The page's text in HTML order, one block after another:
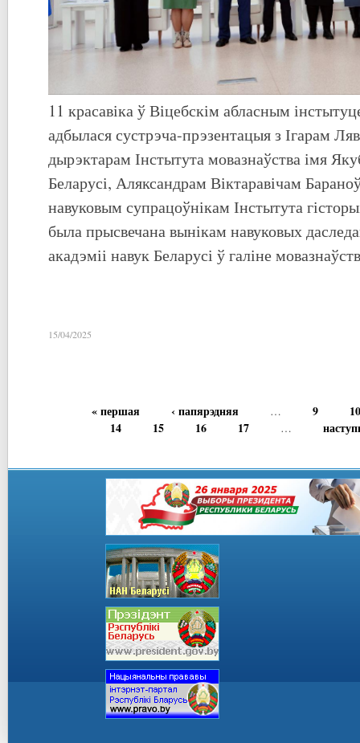
11 красавіка ў Віцебскім абласным
адбылася сустрэча-прэзентацыя з Ігарам
дырэктарам Інстытута мовазнаўства імя
Беларусі, Аляксандрам Віктаравічам
навуковым супрацоўнікам Інстытута
была прысвечана вынікам навуковых
акадэміі навук Беларусі ў галіне
15/04/2025
« першая ‹ папярэдняя … 9
10
14
15 16 17 …